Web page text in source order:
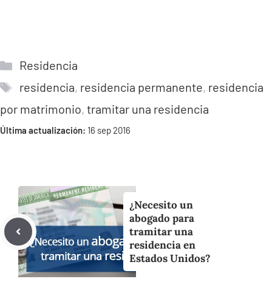
Categorías
Residencia
Etiquetas
residencia, residencia permanente, residencia
por matrimonio, tramitar una residencia
Última actualización: 16 sep 2016
¿Necesito un
abogado para
tramitar una
residencia en
Estados Unidos?